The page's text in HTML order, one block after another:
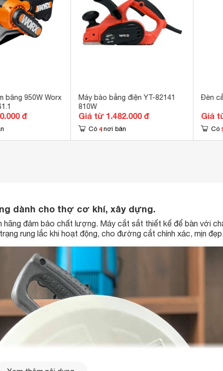
băng 950W Worx
đ
Máy bào bằng điện YT-82141
810W
Giá từ 1.482.000 đ
Có 4 nơi bán
Đèn
Giá
Có
dành cho thợ cơ khí, xây dựng.
hãng đảm bảo chất lượng. Máy cắt sắt thiết kế để bàn với
rung lắc khi hoạt động, cho đường cắt chính xác, mịn đẹp.